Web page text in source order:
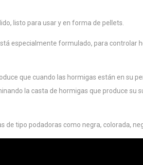
listo para usar y en forma de pellets.
especialmente formulado, para controlar
que cuando las hormigas están en su
la casta de hormigas que produce su
de tipo podadoras como negra, colorada,